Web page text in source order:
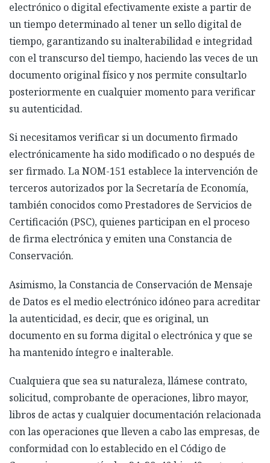
electrónico o digital efectivamente existe a partir de
un tiempo determinado al tener un sello digital de
tiempo, garantizando su inalterabilidad e integridad
con el transcurso del tiempo, haciendo las veces de un
documento original físico y nos permite consultarlo
posteriormente en cualquier momento para verificar
su autenticidad.
Si necesitamos verificar si un documento firmado
electrónicamente ha sido modificado o no después de
ser firmado. La NOM-151 establece la intervención de
terceros autorizados por la Secretaría de Economía,
también conocidos como Prestadores de Servicios de
Certificación (PSC), quienes participan en el proceso
de firma electrónica y emiten una Constancia de
Conservación.
Asimismo, la Constancia de Conservación de Mensaje
de Datos es el medio electrónico idóneo para acreditar
la autenticidad, es decir, que es original, un
documento en su forma digital o electrónica y que se
ha mantenido íntegro e inalterable.
Cualquiera que sea su naturaleza, llámese contrato,
solicitud, comprobante de operaciones, libro mayor,
libros de actas y cualquier documentación relacionada
con las operaciones que lleven a cabo las empresas, de
conformidad con lo establecido en el Código de